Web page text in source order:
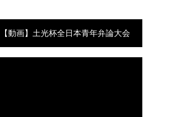
【動画】土光杯全日本青年弁論大会